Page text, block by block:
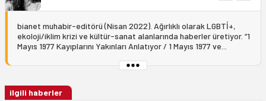
bianet muhabir-editörü (Nisan 2022). Ağırlıklı olarak LGBTİ+,
ekoloji/iklim krizi ve kültür-sanat alanlarında haberler üretiyor. “1
Mayıs 1977 Kayıplarını Yakınları Anlatıyor / 1 Mayıs 1977 ve...
ilgili haberler